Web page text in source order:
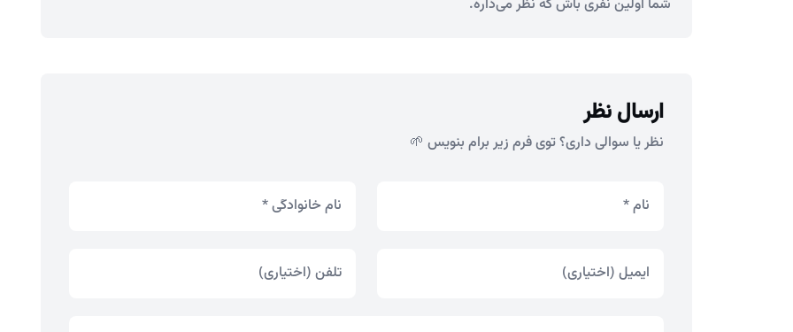
شما اولین نفری باش که نظر می‌ذاره.
ارسال نظر
نظر یا سوالی داری؟ توی فرم زیر برام بنویس 🌱